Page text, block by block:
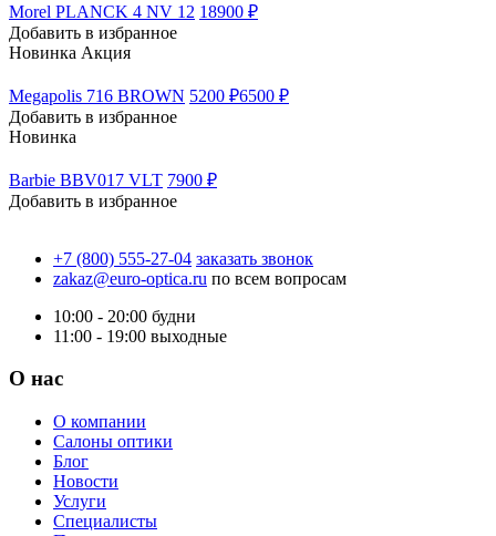
Morel PLANCK 4 NV 12 18900 ₽
Добавить в избранное
Новинка Акция
Megapolis 716 BROWN 5200 ₽6500 ₽
Добавить в избранное
Новинка
Barbie BBV017 VLT 7900 ₽
Добавить в избранное
+7 (800) 555-27-04 заказать звонок
zakaz@euro-optica.ru по всем вопросам
10:00 - 20:00 будни
11:00 - 19:00 выходные
О нас
О компании
Салоны оптики
Блог
Новости
Услуги
Специалисты